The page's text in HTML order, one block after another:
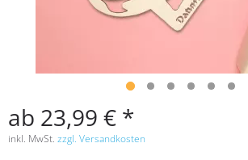
ab 23,99 € *
inkl. MwSt. zzgl. Versandkosten